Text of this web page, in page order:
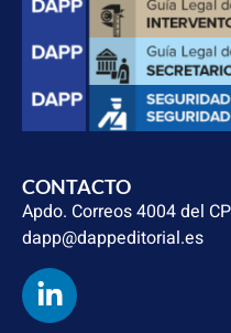
CONTACTO
Apdo. Correos 4004 del
dapp@dappeditorial.es